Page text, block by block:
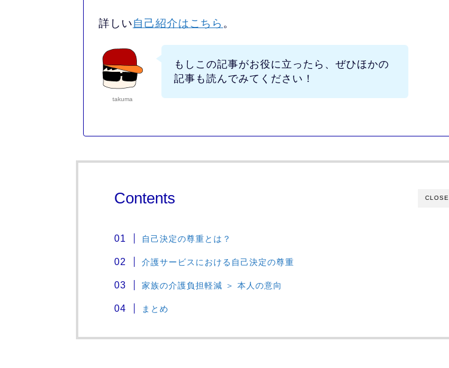
詳しい 自己紹介はこちら 。
takuma
もしこの記事がお役に立ったら、ぜひほかの
記事も読んでみてください！
CLOSE
Contents
自己決定の尊重とは？
介護サービスにおける自己決定の尊重
家族の介護負担軽減 ＞ 本人の意向
まとめ